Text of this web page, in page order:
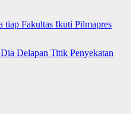
Fakultas Ikuti Pilmapres
Delapan Titik Penyekatan